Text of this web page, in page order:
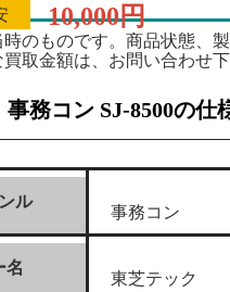
10,000円
のものです。商品状態、
取金額は、お問い合わせ下
務コン SJ-8500の仕
ル
事務コン
名
東芝テック